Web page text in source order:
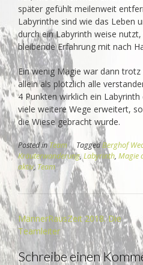
später gefühlt meilenweit
Labyrinthe sind wie das Leben
durch ein Labyrinth weise
bleibende Erfahrung mit nach
Ein wenig Magie war dann
allein als plötzlich alle
4 Punkten wirklich ein
viele weitere Wege erweitert,
die Wiese gebracht wurde.
Posted inTeam TaggedBerghof
Kräuterwanderung,Labyrinth, Magie
aktiv,Team
Beitrags-
Navigation
MännerRausZeit 2018. Die
Teamleiter
Schreibe einen